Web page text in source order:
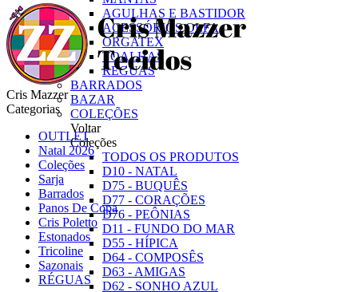
AGULHAS E BASTIDOR
ACESSÓRIOS OLFA
ORGATEX
TOALHAS
RÉGUAS
BARRADOS
BAZAR
COLEÇÕES
Voltar
Coleções
TODOS OS PRODUTOS
D10 - NATAL
D75 - BUQUÊS
D77 - CORAÇÕES
D76 - PEÔNIAS
D11 - FUNDO DO MAR
D55 - HÍPICA
D64 - COMPOSÊS
D63 - AMIGAS
D62 - SONHO AZUL
Cris Mazzer
Categorias
OUTLET
Natal 2026
Coleções
Sarja
Barrados
Panos De Copa
Cris Poletto
Estonados
Tricoline
Sazonais
RÉGUAS